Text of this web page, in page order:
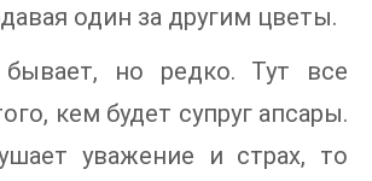
один за другим цветы.
но редко. Тут все
кем будет супруг апсары.
уважение и страх, то